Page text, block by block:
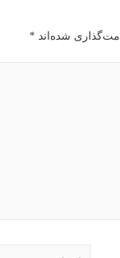
شده‌اند *